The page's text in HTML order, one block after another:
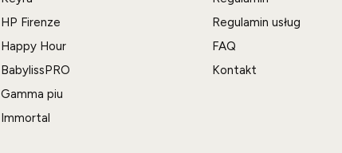
HP Firenze
Happy Hour
BabylissPRO
Gamma piu
Immortal
Regulamin usług
FAQ
Kontakt